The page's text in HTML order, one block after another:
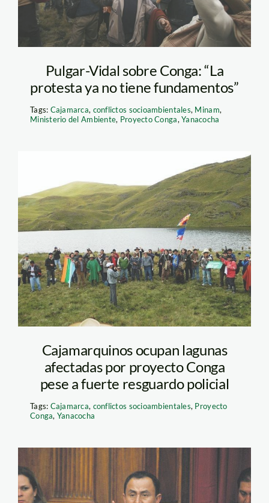
Pulgar-Vidal sobre Conga: “La
protesta ya no tiene fundamentos”
Tags: Cajamarca, conflictos socioambientales, Minam,
Ministerio del Ambiente, Proyecto Conga,Yanacocha
conga_rpp
Cajamarquinos ocupan lagunas
afectadas por proyecto Conga
pese a fuerte resguardo policial
Tags: Cajamarca, conflictos socioambientales, Proyecto
Conga, Yanacocha